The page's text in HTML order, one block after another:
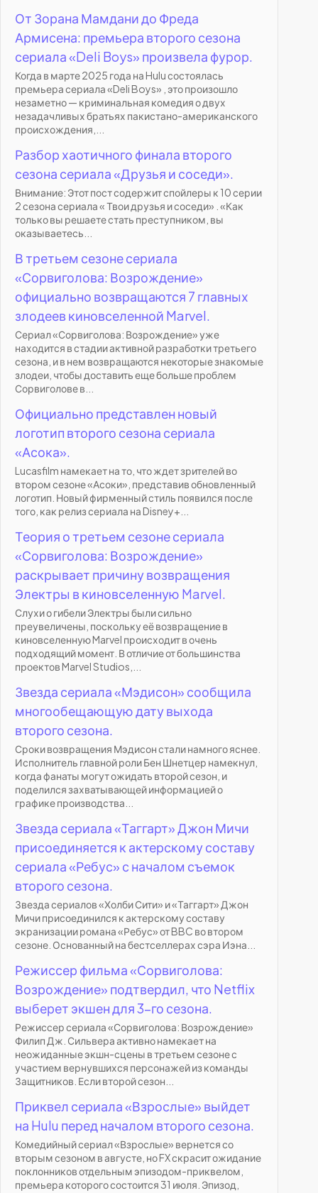
От Зорана Мамдани до Фреда
Армисена: премьера второго сезона
сериала «Deli Boys» произвела фурор.
Когда в марте 2025 года на Hulu состоялась
премьера сериала «Deli Boys» , это произошло
незаметно — криминальная комедия о двух
незадачливых братьях пакистано-американского
происхождения,...
Разбор хаотичного финала второго
сезона сериала «Друзья и соседи».
Внимание: Этот пост содержит спойлеры к 10 серии
2 сезона сериала « Твои друзья и соседи» . «Как
только вы решаете стать преступником, вы
оказываетесь...
В третьем сезоне сериала
«Сорвиголова: Возрождение»
официально возвращаются 7 главных
злодеев киновселенной Marvel.
Сериал «Сорвиголова: Возрождение» уже
находится в стадии активной разработки третьего
сезона, и в нем возвращаются некоторые знакомые
злодеи, чтобы доставить еще больше проблем
Сорвиголове в...
Официально представлен новый
логотип второго сезона сериала
«Асока».
Lucasfilm намекает на то, что ждет зрителей во
втором сезоне «Асоки», представив обновленный
логотип. Новый фирменный стиль появился после
того, как релиз сериала на Disney+...
Теория о третьем сезоне сериала
«Сорвиголова: Возрождение»
раскрывает причину возвращения
Электры в киновселенную Marvel.
Слухи о гибели Электры были сильно
преувеличены, поскольку её возвращение в
киновселенную Marvel происходит в очень
подходящий момент. В отличие от большинства
проектов Marvel Studios,...
Звезда сериала «Мэдисон» сообщила
многообещающую дату выхода
второго сезона.
Сроки возвращения Мэдисон стали намного яснее.
Исполнитель главной роли Бен Шнетцер намекнул,
когда фанаты могут ожидать второй сезон, и
поделился захватывающей информацией о
графике производства...
Звезда сериала «Таггарт» Джон Мичи
присоединяется к актерскому составу
сериала «Ребус» с началом съемок
второго сезона.
Звезда сериалов «Холби Сити» и «Таггарт» Джон
Мичи присоединился к актерскому составу
экранизации романа «Ребус» от BBC во втором
сезоне. Основанный на бестселлерах сэра Иэна...
Режиссер фильма «Сорвиголова:
Возрождение» подтвердил, что Netflix
выберет экшен для 3-го сезона.
Режиссер сериала «Сорвиголова: Возрождение»
Филип Дж. Сильвера активно намекает на
неожиданные экшн-сцены в третьем сезоне с
участием вернувшихся персонажей из команды
Защитников. Если второй сезон...
Приквел сериала «Взрослые» выйдет
на Hulu перед началом второго сезона.
Комедийный сериал «Взрослые» вернется со
вторым сезоном в августе, но FX скрасит ожидание
поклонников отдельным эпизодом-приквелом,
премьера которого состоится 31 июля. Эпизод,